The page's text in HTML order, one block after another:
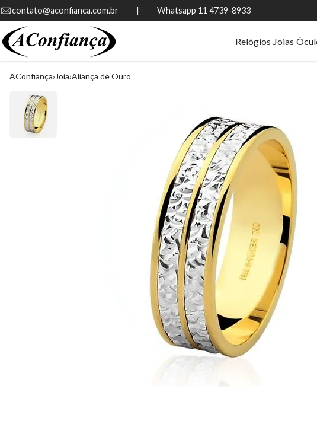
contato@aconfianca.com.br          |          Whatsapp 11 4739-8933
Relógios Joias
AConfiança Joia Aliança de Ouro